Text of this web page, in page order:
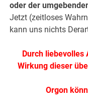
oder der
Jetzt (zeitloses
kann uns nichts
Durch
Wirkung dieser
Orgon